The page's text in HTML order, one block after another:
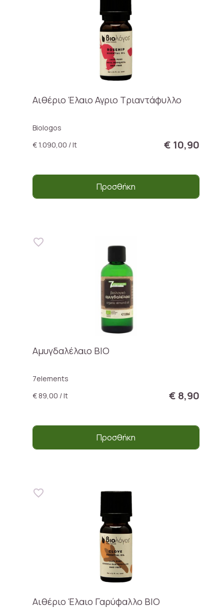
Αιθέριο Έλαιο Αγριο Τριαντάφυλλο
Biologos
€ 1.090,00 / lt
€ 10,90
Προσθήκη
Αμυγδαλέλαιο ΒΙΟ
7elements
€ 89,00 / lt
€ 8,90
Προσθήκη
Αιθέριο Έλαιο Γαρύφαλλο BIO